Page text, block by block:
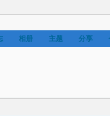
相册 主题 分享